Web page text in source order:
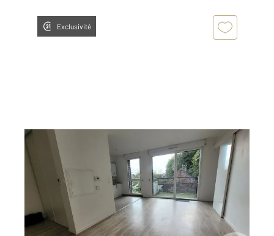
Exclusivité
JAUX 60
38,73 m
, 2 pièces
Ref : 17411
Appartement F2 à vendre
117 000 €